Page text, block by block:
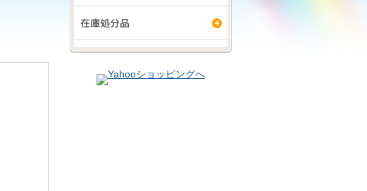
在庫処分品